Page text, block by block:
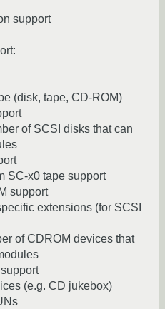
support
(disk, tape, CD-ROM)
of SCSI disks that can
SC-x0 tape support
support
extensions (for SCSI
of CDROM devices that
(e.g. CD jukebox)